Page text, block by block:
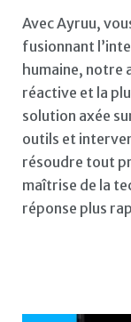
Avec Ayruu,
fusionnant
humaine, notre
réactive et la
solution axée
outils et
résoudre tout
maîtrise de la
réponse plus